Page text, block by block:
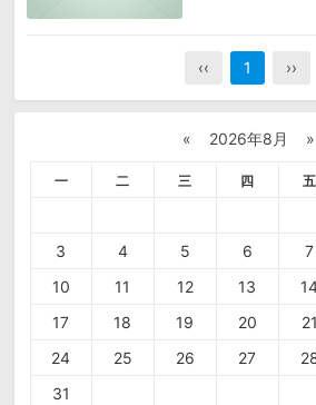
‹‹ 1 ››
« 2026年8月 »
一 二 三 四 五
3
4 5 6 7
10
11 12 13
17
18 19 20 21
24
25 26 27
31